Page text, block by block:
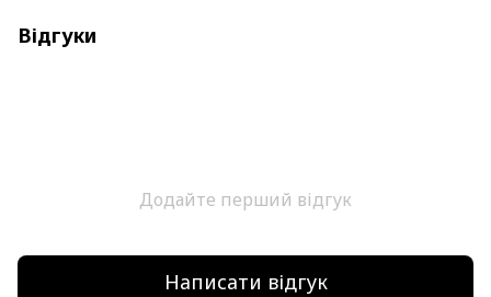
Відгуки
Додайте перший відгук
Написати відгук